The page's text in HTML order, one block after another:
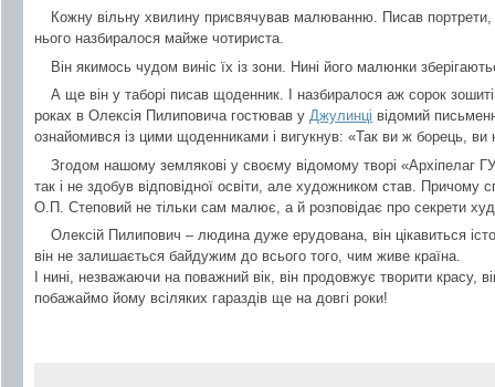
Кожну вільну хвилину присвячував малюванню. Писав портрети,
нього назбиралося майже чотириста.
Він якимось чудом виніс їх із зони. Нині його малюнки
А ще він у таборі писав щоденник. І назбиралося аж сорок
роках в Олексія Пилиповича гостював у Джулинці відомий
ознайомився із цими щоденниками і вигукнув: «Так ви ж борець, ви
Згодом нашому землякові у своєму відомому творі «Архіпелаг
так і не здобув відповідної освіти, але художником став. Причому
О.П. Степовий не тільки сам малює, а й розповідає про секрети
Олексій Пилипович – людина дуже ерудована, він цікавиться
він не залишається байдужим до всього того, чим живе країна.
І нині, незважаючи на поважний вік, він продовжує творити красу,
побажаймо йому всіляких гараздів ще на довгі роки!